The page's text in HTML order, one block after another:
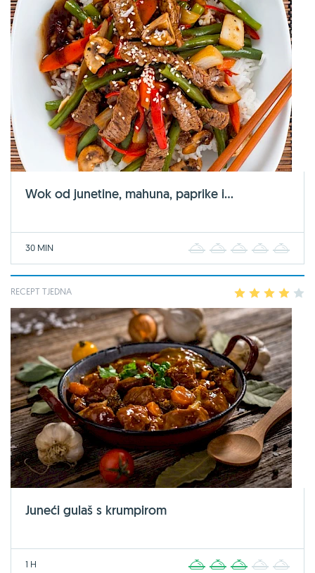
Wok od junetine, mahuna, paprike i...
30 MIN 2 3 4
RECEPT TJEDNA 2 3 4
Juneći gulaš s krumpirom
1 H 2 3 4